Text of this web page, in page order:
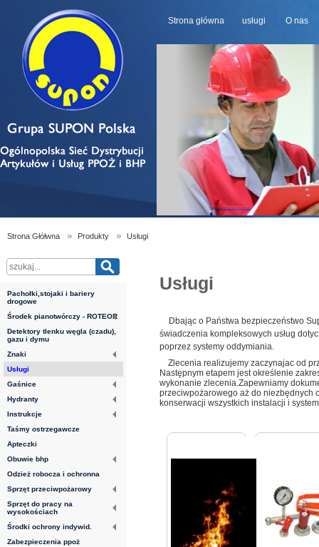
Strona główna usługi O nas
Strona Głółwna Produkty Usługi
Pachołki,stojaki i bariery
drogowe
Środek pianotwórczy - ROTEOR
Detektory tlenku węgla (czadu),
gazu i dymu
Znaki
Usługi
Gaśnice
Hydranty
Instrukcje
Taśmy ostrzegawcze
Apteczki
Obuwie bhp
Odzież robocza i ochronna
Sprzęt przeciwpożarowy
Sprzęt do pracy na
wysokościach
Środki ochrony indywid.
Zabezpieczenia ppoż
Usługi
Dbając o Państwa bezpieczeństwo
świadczenia kompleksowych usług
poprzez systemy oddymiania.
Zlecenia realizujemy zaczynajac od
Następnym etapem jest określenie
wykonanie zlecenia.Zapewniamy
przeciwpożarowego aż do niezbędnych
konserwacji wszystkich instalacji i